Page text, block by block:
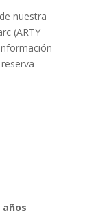
nuestra
(ARTY